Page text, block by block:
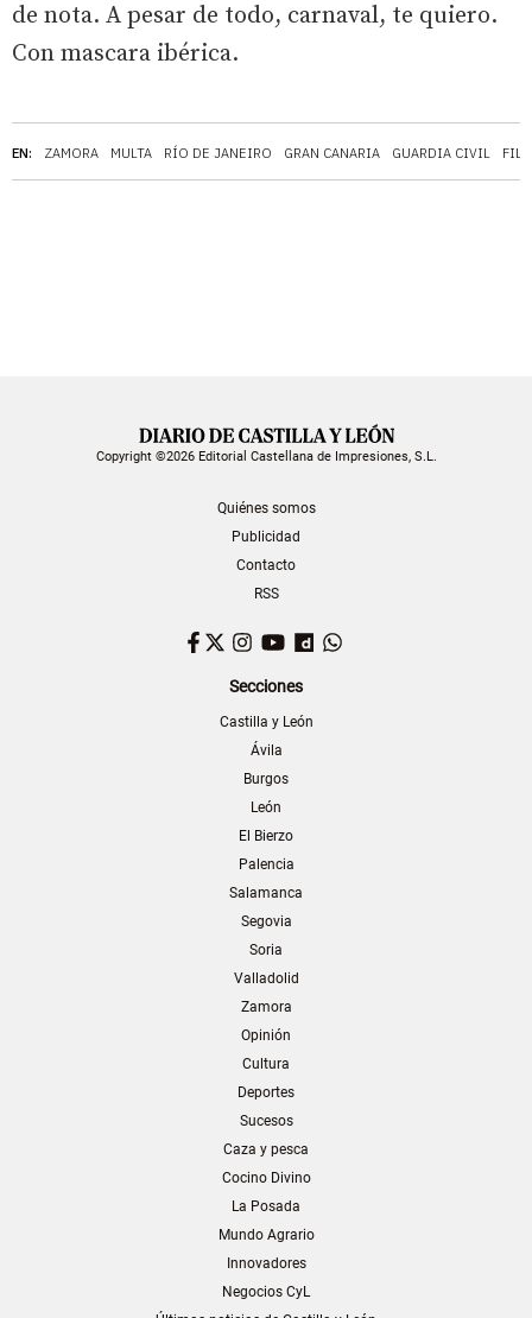
EN: ZAMORA MULTA RÍO DE JANEIRO GRAN CANARIA GUARDIA CIVIL
de nota. A pesar de todo, carnaval, te quiero.
Con mascara ibérica.
Copyright ©2026 Editorial Castellana de Impresiones, S.L.
Quiénes somos
Publicidad
Contacto
RSS
Facebook
TwitterInstagram
YouTubeDailymotion
Secciones
Castilla y León
Ávila
Burgos
León
El Bierzo
Palencia
Salamanca
Segovia
Soria
Valladolid
Zamora
Opinión
Cultura
Deportes
Sucesos
Caza y pesca
Cocino Divino
La Posada
Mundo Agrario
Innovadores
Negocios CyL